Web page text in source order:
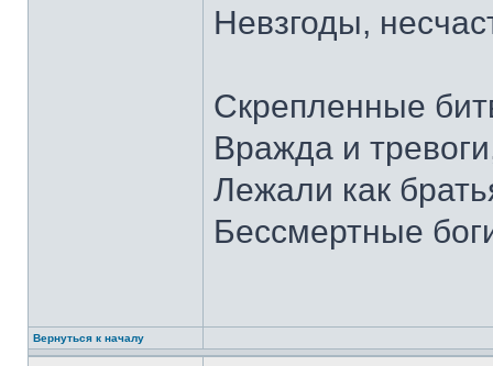
Невзгоды,
Скрепленные
Вражда и
Лежали как
Бессмертные
Вернуться к началу